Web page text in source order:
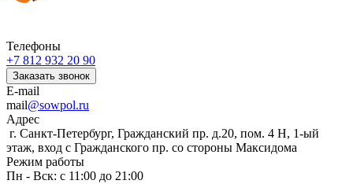
Телефоны
+7 812 932 20 90
Заказать звонок
E-mail
mail@sowpol.ru
Адрес
г. Санкт-Петербург, Гражданский пр. д.20, пом. 4 Н, 1-ый
этаж, вход с Гражданского пр. со стороны Максидома
Режим работы
Пн - Вск: с 11:00 до 21:00